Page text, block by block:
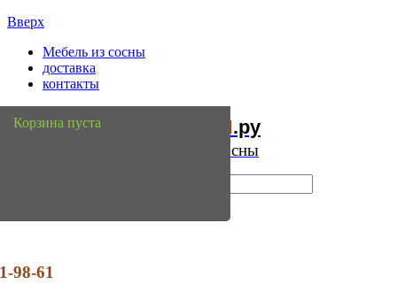
Вверх
Мебель из сосны
доставка
контакты
Мебель Сосны.ру
Интернет магазин мебели из сосны
98-61
Корзина пуста